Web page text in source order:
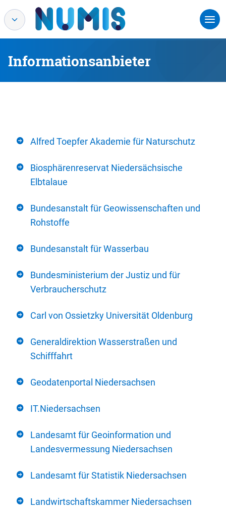
Informationsanbieter
Alfred Toepfer Akademie für Naturschutz
Biosphärenreservat Niedersächsische
Elbtalaue
Bundesanstalt für Geowissenschaften und
Rohstoffe
Bundesanstalt für Wasserbau
Bundesministerium der Justiz und für
Verbraucherschutz
Carl von Ossietzky Universität Oldenburg
Generaldirektion Wasserstraßen und
Schifffahrt
Geodatenportal Niedersachsen
IT.Niedersachsen
Landesamt für Geoinformation und
Landesvermessung Niedersachsen
Landesamt für Statistik Niedersachsen
Landwirtschaftskammer Niedersachsen